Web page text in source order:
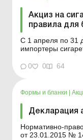
Акциз на
правила для
С 1 апреля по 31
импортеры
обязательству.
применяется
хранение: как
0 0 64
Формы и бланки
Декларация
Нормативно-правовое
от 23.01.2015 №